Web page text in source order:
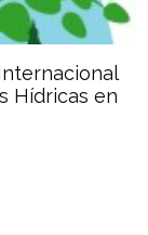
Hídricas en